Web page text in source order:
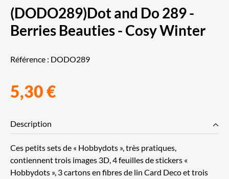
(DODO289)Dot and Do 289 -
Berries Beauties - Cosy Winter
Référence : DODO289
5,30 €
Description
Ces petits sets de « Hobbydots », très pratiques,
contiennent trois images 3D, 4 feuilles de stickers «
Hobbydots », 3 cartons en fibres de lin Card Deco et trois